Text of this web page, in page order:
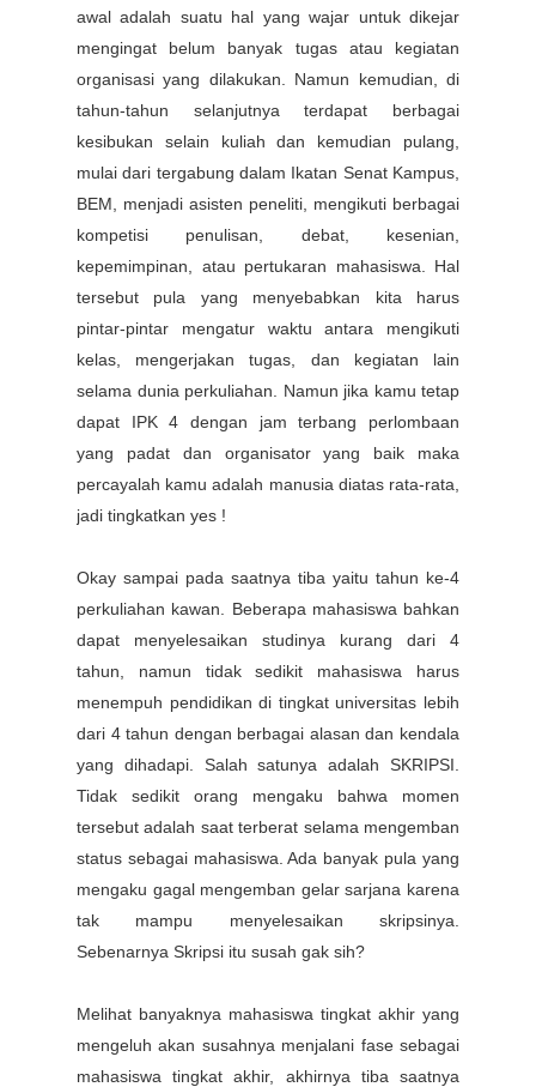
awal adalah suatu hal yang wajar untuk dikejar
mengingat belum banyak tugas atau kegiatan
organisasi yang dilakukan. Namun kemudian, di
tahun-tahun selanjutnya terdapat berbagai
kesibukan selain kuliah dan kemudian pulang,
mulai dari tergabung dalam Ikatan Senat Kampus,
BEM, menjadi asisten peneliti, mengikuti berbagai
kompetisi penulisan, debat, kesenian,
kepemimpinan, atau pertukaran mahasiswa. Hal
tersebut pula yang menyebabkan kita harus
pintar-pintar mengatur waktu antara mengikuti
kelas, mengerjakan tugas, dan kegiatan lain
selama dunia perkuliahan. Namun jika kamu tetap
dapat IPK 4 dengan jam terbang perlombaan
yang padat dan organisator yang baik maka
percayalah kamu adalah manusia diatas rata-rata,
jadi tingkatkan yes !
Okay sampai pada saatnya tiba yaitu tahun ke-4
perkuliahan kawan. Beberapa mahasiswa bahkan
dapat menyelesaikan studinya kurang dari 4
tahun, namun tidak sedikit mahasiswa harus
menempuh pendidikan di tingkat universitas lebih
dari 4 tahun dengan berbagai alasan dan kendala
yang dihadapi. Salah satunya adalah SKRIPSI.
Tidak sedikit orang mengaku bahwa momen
tersebut adalah saat terberat selama mengemban
status sebagai mahasiswa. Ada banyak pula yang
mengaku gagal mengemban gelar sarjana karena
tak mampu menyelesaikan skripsinya.
Sebenarnya Skripsi itu susah gak sih?
Melihat banyaknya mahasiswa tingkat akhir yang
mengeluh akan susahnya menjalani fase sebagai
mahasiswa tingkat akhir, akhirnya tiba saatnya